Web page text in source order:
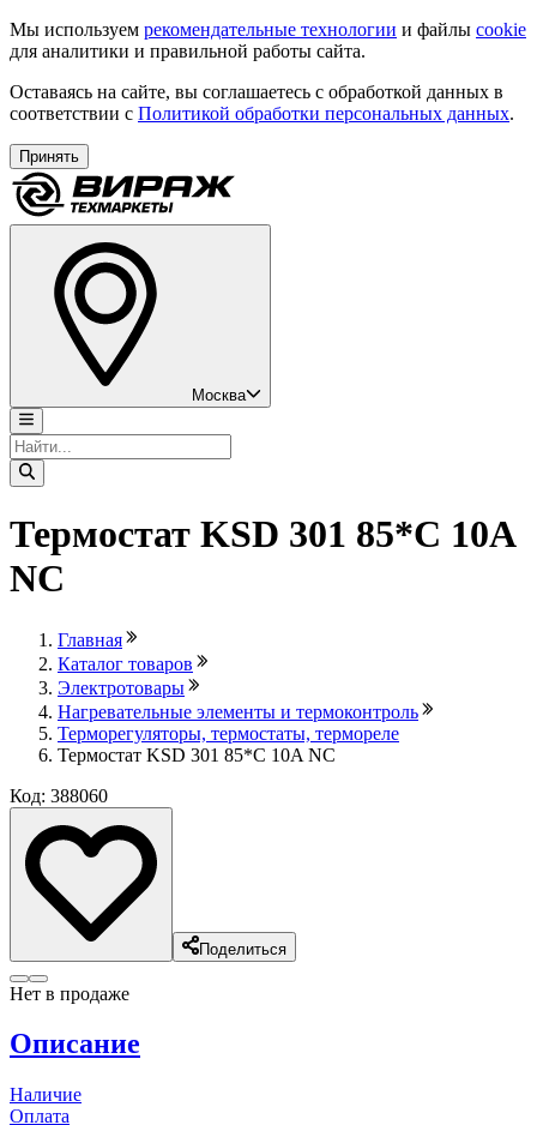
Мы используем рекомендательные технологии и файлы cookie
для аналитики и правильной работы сайта.
Оставаясь на сайте, вы соглашаетесь с обработкой данных в
соответствии с Политикой обработки персональных данных.
Принять
Москва
Термостат KSD 301 85*C 10A
NС
Главная
Каталог товаров
Электротовары
Нагревательные элементы и термоконтроль
Терморегуляторы, термостаты, термореле
Термостат KSD 301 85*C 10A NС
Код: 388060
Поделиться
Нет в продаже
Описание
Наличие
Оплата